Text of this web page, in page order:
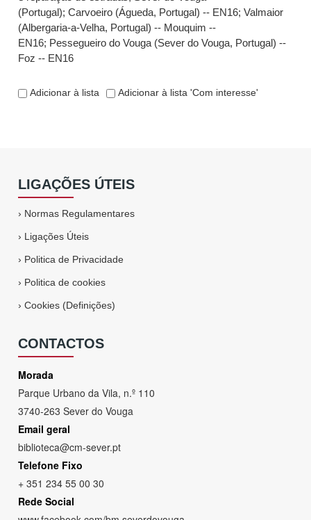
(Portugal);Carvoeiro (Águeda, Portugal) -- EN16;Valmaior
(Albergaria-a-Velha, Portugal) -- Mouquim --
EN16; Pessegueiro do Vouga (Sever do Vouga, Portugal) --
Foz -- EN16
Adicionar à lista Adicionar à lista 'Com interesse'
LIGAÇÕES ÚTEIS
› Normas Regulamentares
› Ligações Úteis
› Politica de Privacidade
› Politica de cookies
›Cookies (Definições)
CONTACTOS
Morada
Parque Urbano da Vila, n.º 110
3740-263 Sever do Vouga
Email geral
biblioteca@cm-sever.pt
Telefone Fixo
+ 351 234 55 00 30
Rede Social